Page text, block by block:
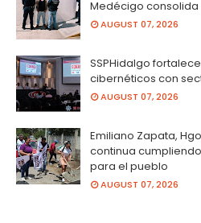
Medécigo
AUGUST 07, 2026
SSPHidalgo
cibernéticos con
AUGUST 07, 2026
Emiliano Zapata,
continua
para el pueblo
AUGUST 07, 2026